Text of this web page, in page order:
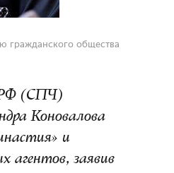
гражданского общества
РФ (СПЧ)
Коновалова
и
агентов, заявив